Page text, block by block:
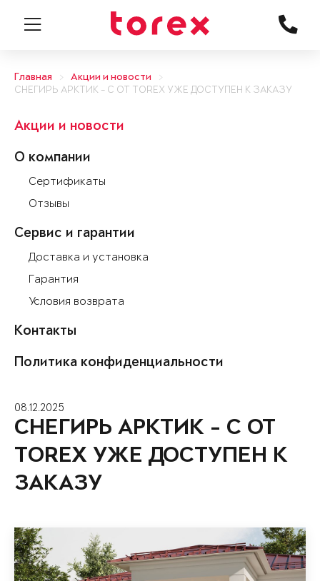
Главная
Акции и новости
СНЕГИРЬ АРКТИК - С ОТ TOREX УЖЕ ДОСТУПЕН К ЗАКАЗУ
Акции и новости
О компании
Сертификаты
Отзывы
Сервис и гарантии
Доставка и установка
Гарантия
Условия возврата
Контакты
Политика конфиденциальности
08.12.2025
СНЕГИРЬ АРКТИК - С ОТ
TOREX УЖЕ ДОСТУПЕН К
ЗАКАЗУ